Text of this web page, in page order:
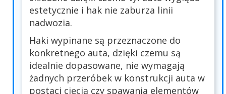
estetycznie i hak nie zaburza linii
nadwozia.
Haki wypinane są przeznaczone do
konkretnego auta, dzięki czemu są
idealnie dopasowane, nie wymagają
żadnych przeróbek w konstrukcji auta w
postaci cięcią czy spawania elementów